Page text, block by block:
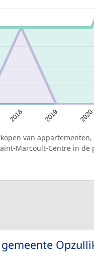
2018 2019 2020
van
Marcoult-Centre in de